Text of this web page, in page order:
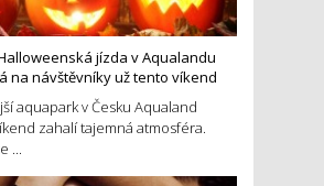
jízda v Aqualandu
na návštěvníky už tento víkend
aquapark v Česku Aqualand
zahalí tajemná atmosféra.
...